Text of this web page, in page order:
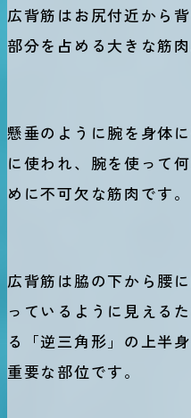
広背筋はお尻付近から
部分を占める大きな筋肉
懸垂のように腕を身体
に使われ、腕を使って
めに不可欠な筋肉です。
広背筋は脇の下から腰
っているように見える
る「逆三角形」の上半
重要な部位です。